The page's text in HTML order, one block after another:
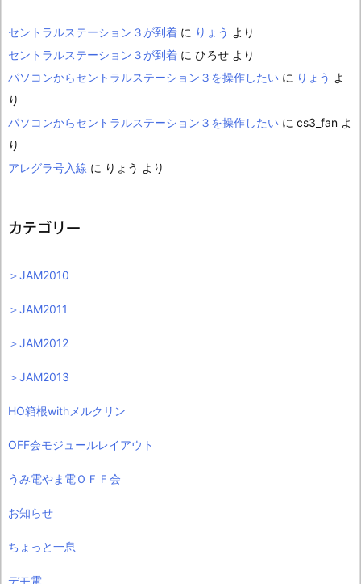
セントラルステーション３が到着 に りょう より
セントラルステーション３が到着 に ひろせ より
パソコンからセントラルステーション３を操作したい に りょう よ
り
パソコンからセントラルステーション３を操作したい に cs3_fan よ
り
アレグラ号入線 に りょう より
カテゴリー
＞JAM2010
＞JAM2011
＞JAM2012
＞JAM2013
HO箱根withメルクリン
OFF会モジュールレイアウト
うみ電やま電ＯＦＦ会
お知らせ
ちょっと一息
デモ電